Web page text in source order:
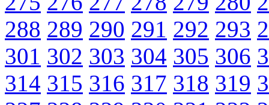
288 289 290 291 292 293
301 302 303 304 305 306
314 315 316 317 318 319